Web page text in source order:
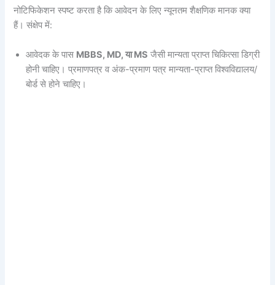
नोटिफिकेशन स्पष्ट करता है कि आवेदन के लिए न्यूनतम शैक्षणिक मानक क्या
हैं। संक्षेप में:
आवेदक के पास MBBS, MD, या MS जैसी मान्यता प्राप्त चिकित्सा डिग्री
होनी चाहिए। प्रमाणपत्र व अंक-प्रमाण पत्र मान्यता-प्राप्त विश्वविद्यालय/
बोर्ड से होने चाहिए।